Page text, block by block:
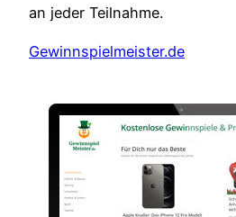
an jeder Teilnahme.
Gewinnspielmeister.de